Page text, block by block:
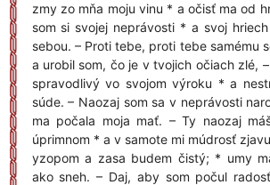
zmy zo mňa moju vinu * a očisť ma od
som si svojej neprávosti * a svoj
sebou. – Proti tebe, proti tebe samému
a urobil som, čo je v tvojich očiach zlé,
spravodlivý vo svojom výroku * a
súde. – Naozaj som sa v neprávosti
ma počala moja mať. – Ty naozaj
úprimnom * a v samote mi múdrosť
yzopom a zasa budem čistý; * umy
ako sneh. – Daj, aby som počul